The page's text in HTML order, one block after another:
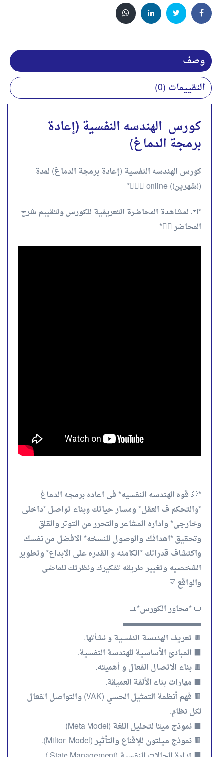
وصف
التقييمات (0)
كورس الهندسه النفسية (إعادة
برمجة الدماغ)
كورس الهندسه النفسية (إعادة برمجة الدماغ) لمدة
((شهرين)) online 💆🏻‍♀️*
*💌 لمشاهدة المحاضرة التعريفية للكورس ولتقييم شرح
المحاضر 👇🏻*
*💭 قوه الهندسه النفسيه* فى اعاده برمجه الدماغ
*والتحكم ف العقل* ومسار حياتك وبناء تواصل *داخلى
وخارجى* واداره المشاعر والتحرر من التوتر والقلق
وتحقيق *اهدافك والوصول للنسخه* الافضل من نفسك
واكتشاف قدراتك *الكامنه و القدره على الابداع* وتطوير
الشخصيه وتغيير طريقه تفكيرك ونظرتك للماضى
والواقع ☑️
📜 *محاور الكورس*📜
▬▬▬▬▬▬▬▬▬▬
🟫 تعريف الهندسة النفسية و نشأتها.
⬛ المبادئ الأساسية للهندسة النفسية.
🟫 بناء الاتصال الفعال و أهميته.
⬛ مهارات بناء الألفة العميقة.
🟫 فهم أنظمة التمثيل الحسي (VAK) والتواصل الفعال
لكل نظام.
⬛ نموذج ميتا لتحليل اللغة (Meta Model)
🟫 نموذج ميلتون للإقناع والتأثير (Milton Model).